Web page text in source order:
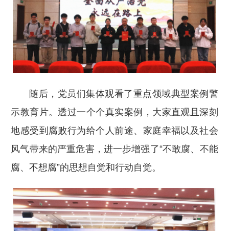
随后，党员们集体观看了重点领域典型案例警
示教育片。透过一个个真实案例，大家直观且深刻
地感受到腐败行为给个人前途、家庭幸福以及社会
风气带来的严重危害，进一步增强了“不敢腐、不能
腐、不想腐”的思想自觉和行动自觉。